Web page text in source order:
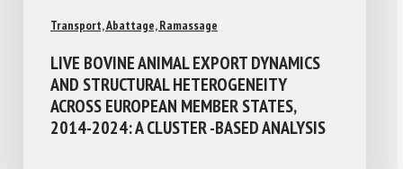
Transport, Abattage, Ramassage
LIVE BOVINE ANIMAL EXPORT DYNAMICS
AND STRUCTURAL HETEROGENEITY
ACROSS EUROPEAN MEMBER STATES,
2014-2024: A CLUSTER -BASED ANALYSIS